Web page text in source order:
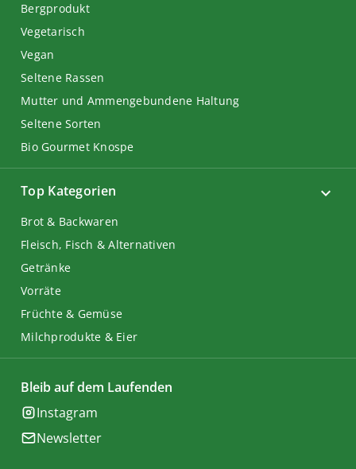
Top Kategorien
Brot & Backwaren
Fleisch, Fisch & Alternativen
Getränke
Vorräte
Früchte & Gemüse
Milchprodukte & Eier
Bergprodukt
Vegetarisch
Vegan
Seltene Rassen
Mutter und Ammengebundene Haltung
Seltene Sorten
Bio Gourmet Knospe
Bleib auf dem Laufenden
Instagram
Newsletter